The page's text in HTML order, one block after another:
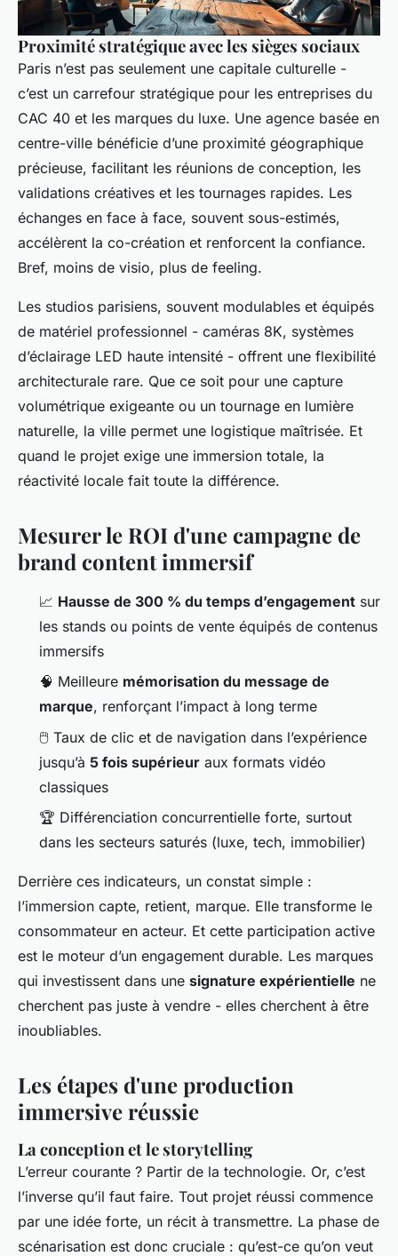
Proximité stratégique avec les sièges sociaux
Paris n’est pas seulement une capitale culturelle -
c’est un carrefour stratégique pour les entreprises du
CAC 40 et les marques du luxe. Une agence basée en
centre-ville bénéficie d’une proximité géographique
précieuse, facilitant les réunions de conception, les
validations créatives et les tournages rapides. Les
échanges en face à face, souvent sous-estimés,
accélèrent la co-création et renforcent la confiance.
Bref, moins de visio, plus de feeling.
Les studios parisiens, souvent modulables et équipés
de matériel professionnel - caméras 8K, systèmes
d’éclairage LED haute intensité - offrent une flexibilité
architecturale rare. Que ce soit pour une capture
volumétrique exigeante ou un tournage en lumière
naturelle, la ville permet une logistique maîtrisée. Et
quand le projet exige une immersion totale, la
réactivité locale fait toute la différence.
Mesurer le ROI d'une campagne de
brand content immersif
📈 Hausse de 300 % du temps d’engagement sur
les stands ou points de vente équipés de contenus
immersifs
🧠 Meilleure mémorisation du message de
marque, renforçant l’impact à long terme
🖱️ Taux de clic et de navigation dans l’expérience
jusqu’à 5 fois supérieur aux formats vidéo
classiques
🏆 Différenciation concurrentielle forte, surtout
dans les secteurs saturés (luxe, tech, immobilier)
Derrière ces indicateurs, un constat simple :
l’immersion capte, retient, marque. Elle transforme le
consommateur en acteur. Et cette participation active
est le moteur d’un engagement durable. Les marques
qui investissent dans une signature expérientielle ne
cherchent pas juste à vendre - elles cherchent à être
inoubliables.
Les étapes d'une production
immersive réussie
La conception et le storytelling
L’erreur courante ? Partir de la technologie. Or, c’est
l’inverse qu’il faut faire. Tout projet réussi commence
par une idée forte, un récit à transmettre. La phase de
scénarisation est donc cruciale : qu’est-ce qu’on veut